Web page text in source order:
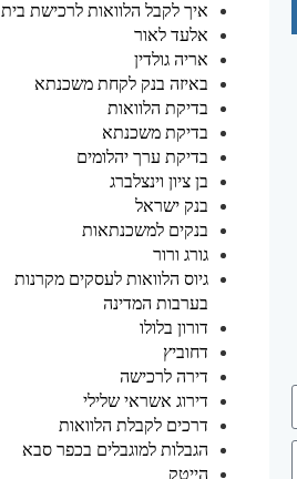
איך לקבל הלוואות לרכישת בית
אלעד לאור
אריה גולדין
באיזה בנק לקחת משכנתא
בדיקת הלוואות
בדיקת משכנתא
בדיקת ערך יהלומים
בן ציון וינצלברג
בנק ישראל
בנקים למשכנתאות
גורג ורור
גיוס הלוואות לעסקים מקרנות
בערבות המדינה
דורון בלולו
דחוביץ
דירה לרכישה
דירוג אשראי שלילי
דרכים לקבלת הלוואות
הגבלות למוגבלים בכפר סבא
הייטק